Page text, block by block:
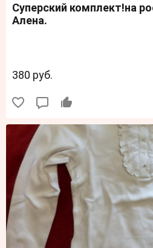
Суперский комплект!на
Алена.
380 руб.